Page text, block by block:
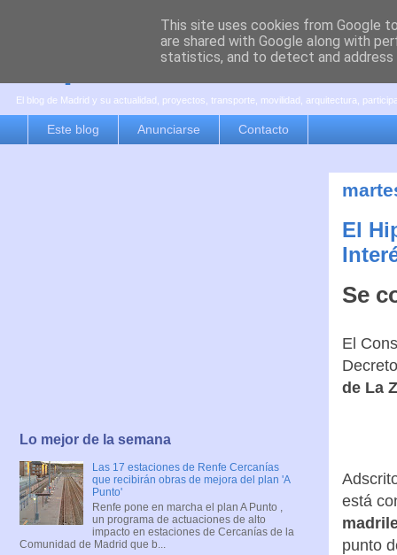
es por madrid
El blog de Madrid y su actualidad, proyectos, transporte, movilidad, arquitectura,
Este blog Anunciarse Contacto
El
Se
El
de La
está
punto
Lo mejor de la semana
Las 17 estaciones de Renfe Cercanías
que recibirán obras de mejora del plan 'A
Punto'
Renfe pone en marcha el plan A Punto ,
un programa de actuaciones de alto
impacto en estaciones de Cercanías de la
Comunidad de Madrid que b...
This site uses cookies from Google
are shared with Google along with
statistics, and to detect and address